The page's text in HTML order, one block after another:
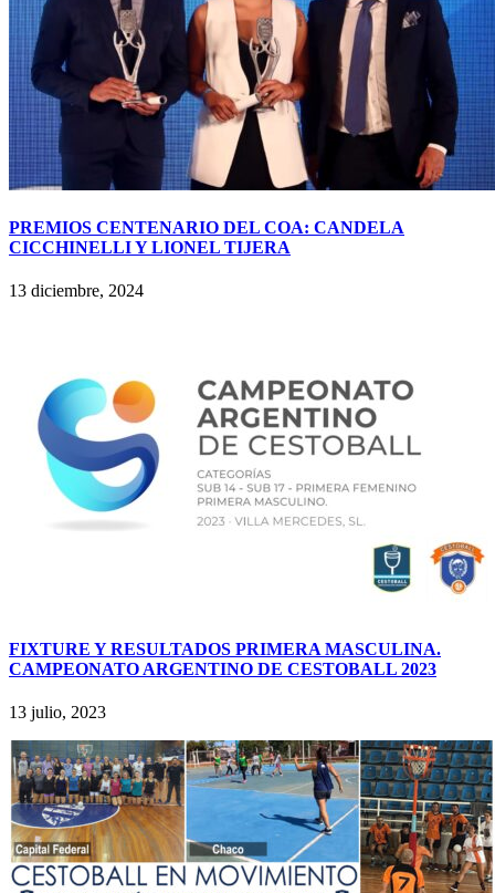
PREMIOS CENTENARIO DEL COA: CANDELA
CICCHINELLI Y LIONEL TIJERA
13 diciembre, 2024
FIXTURE Y RESULTADOS PRIMERA MASCULINA.
CAMPEONATO ARGENTINO DE CESTOBALL 2023
13 julio, 2023